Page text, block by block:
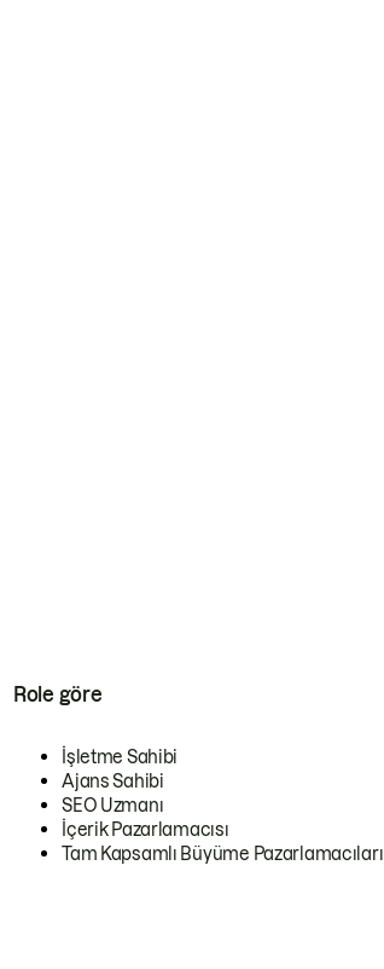
Role göre
İşletme Sahibi
Ajans Sahibi
SEO Uzmanı
İçerik Pazarlamacısı
Tam Kapsamlı Büyüme Pazarlamacıları